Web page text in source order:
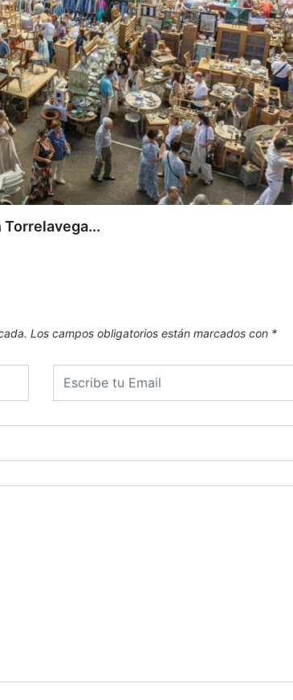
Torrelavega...
Los campos obligatorios están marcados con *